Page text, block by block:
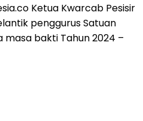
Ketua Kwarcab Pesisir
penggurus Satuan
masa bakti Tahun 2024 –